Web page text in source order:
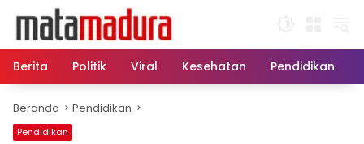
konten
Berita
Politik Viral Kesehatan Pendidikan
Beranda Pendidikan
Pendidikan